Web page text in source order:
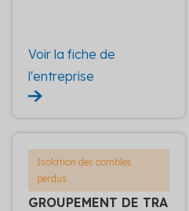
Voir la fiche de
l'entreprise
Isolation des combles
perdus
GROUPEMENT DE TRA